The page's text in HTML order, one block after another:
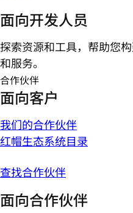
面向开发人员
探索资源和工具，帮助您
和服务。
合作伙伴
面向客户
我们的合作伙伴
红帽生态系统目录
查找合作伙伴
面向合作伙伴